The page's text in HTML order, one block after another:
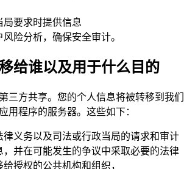
局要求时提供信息
险分析，确保安全审计。
给谁以及用于什么目的
三方共享。您的个人信息将被转移到我们
用程序的服务器。这些如下：
义务以及司法或行政当局的请求和审计
，并在可能发生的争议中采取必要的法律
授权的公共机构和组织，